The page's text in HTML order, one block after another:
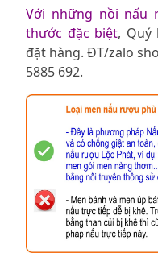
Với những nồi nấu
thước đặc biệt, Quý
đặt hàng. ĐT/zalo
5885 692.